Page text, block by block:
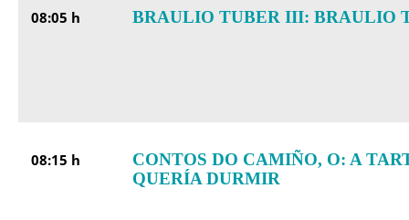
08:05 h BRAULIO TUBER III: BRAULIO
08:15 h
CONTOS DO CAMIÑO, O: A
QUERÍA DURMIR